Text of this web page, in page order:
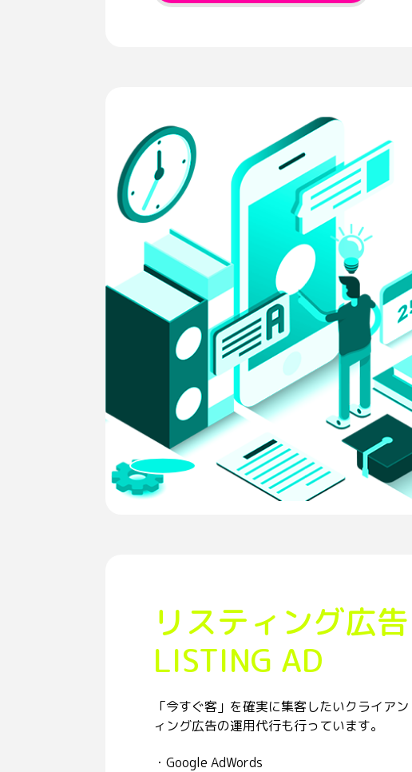
リスティング広告
LISTING AD
「今すぐ客」を確実に集客したいクライア
ィング広告の運用代行も行っています。
・Google AdWords